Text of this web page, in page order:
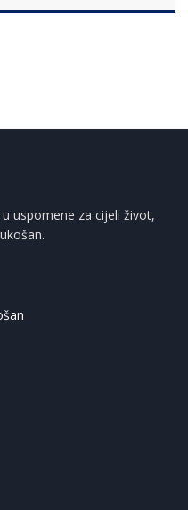
uspomene za cijeli život,